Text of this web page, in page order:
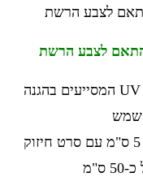
הרשת כוללת מייצבי UV המסייעים בהגנה
שמש
ס"מ